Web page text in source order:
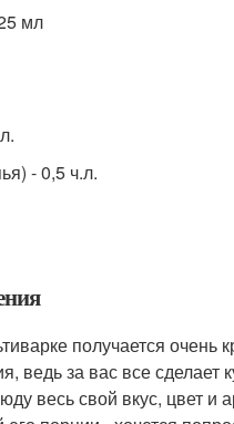
мл
- 0,5 ч.л.
получается очень
ведь за вас все сделает
весь свой вкус, цвет